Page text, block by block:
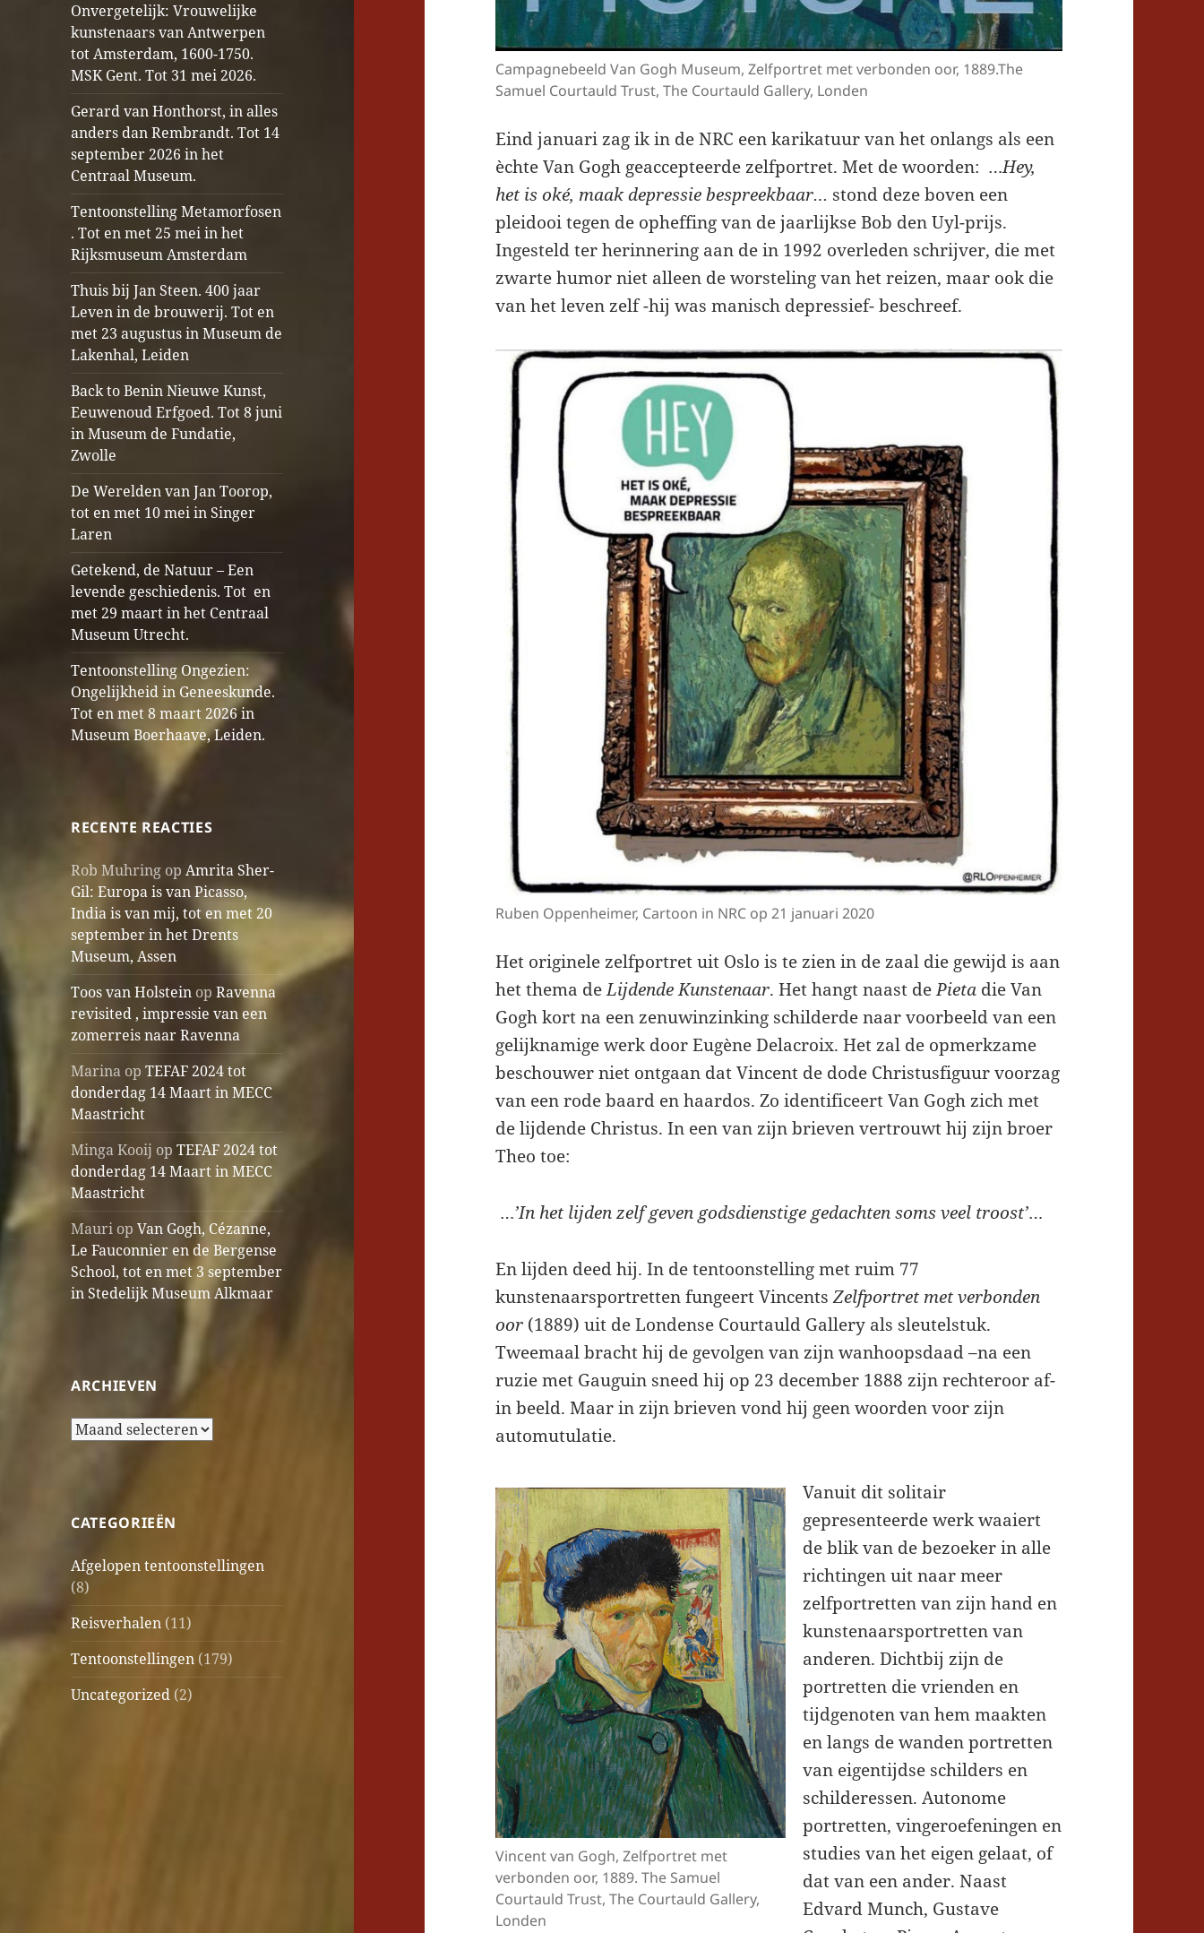
Onvergetelijk: Vrouwelijke
kunstenaars van Antwerpen
tot Amsterdam, 1600-1750.
MSK Gent. Tot 31 mei 2026.
Gerard van Honthorst, in alles
anders dan Rembrandt. Tot 14
september 2026 in het
Centraal Museum.
Tentoonstelling Metamorfosen
. Tot en met 25 mei in het
Rijksmuseum Amsterdam
Thuis bij Jan Steen. 400 jaar
Leven in de brouwerij. Tot en
met 23 augustus in Museum de
Lakenhal, Leiden
Back to Benin Nieuwe Kunst,
Eeuwenoud Erfgoed. Tot 8 juni
in Museum de Fundatie,
Zwolle
De Werelden van Jan Toorop,
tot en met 10 mei in Singer
Laren
Getekend, de Natuur – Een
levende geschiedenis. Tot en
met 29 maart in het Centraal
Museum Utrecht.
Tentoonstelling Ongezien:
Ongelijkheid in Geneeskunde.
Tot en met 8 maart 2026 in
Museum Boerhaave, Leiden.
RECENTE REACTIES
Rob Muhring opAmrita Sher-
Gil: Europa is van Picasso,
India is van mij, tot en met 20
september in het Drents
Museum, Assen
Toos van Holstein opRavenna
revisited , impressie van een
zomerreis naar Ravenna
Marina opTEFAF 2024 tot
donderdag 14 Maart in MECC
Maastricht
Minga Kooij opTEFAF 2024 tot
donderdag 14 Maart in MECC
Maastricht
Mauri opVan Gogh, Cézanne,
Le Fauconnier en de Bergense
School, tot en met 3 september
in Stedelijk Museum Alkmaar
ARCHIEVEN
Archieven
CATEGORIEËN
Afgelopen tentoonstellingen
(8)
Reisverhalen (11)
Tentoonstellingen (179)
Uncategorized (2)
Campagnebeeld Van Gogh Museum, Zelfportret met verbonden oor, 1889.The
Samuel Courtauld Trust, The Courtauld Gallery, Londen
Eind januari zag ik in de NRC een karikatuur van het onlangs als een
èchte Van Gogh geaccepteerde zelfportret. Met de woorden: …Hey,
het is oké, maak depressie bespreekbaar… stond deze boven een
pleidooi tegen de opheffing van de jaarlijkse Bob den Uyl-prijs.
Ingesteld ter herinnering aan de in 1992 overleden schrijver, die met
zwarte humor niet alleen de worsteling van het reizen, maar ook die
van het leven zelf -hij was manisch depressief- beschreef.
Ruben Oppenheimer, Cartoon in NRC op 21 januari 2020
Het originele zelfportret uit Oslo is te zien in de zaal die gewijd is aan
het thema deLijdende Kunstenaar. Het hangt naast dePieta die Van
Gogh kort na een zenuwinzinking schilderde naar voorbeeld van een
gelijknamige werk door Eugène Delacroix. Het zal de opmerkzame
beschouwer niet ontgaan dat Vincent de dode Christusfiguur voorzag
van een rode baard en haardos. Zo identificeert Van Gogh zich met
de lijdende Christus. In een van zijn brieven vertrouwt hij zijn broer
Theo toe:
…’In het lijden zelf geven godsdienstige gedachten soms veel troost’…
En lijden deed hij. In de tentoonstelling met ruim 77
kunstenaarsportretten fungeert VincentsZelfportret met verbonden
oor (1889) uit de Londense Courtauld Gallery als sleutelstuk.
Tweemaal bracht hij de gevolgen van zijn wanhoopsdaad –na een
ruzie met Gauguin sneed hij op 23 december 1888 zijn rechteroor af-
in beeld. Maar in zijn brieven vond hij geen woorden voor zijn
automutulatie.
Vincent van Gogh, Zelfportret met
verbonden oor, 1889. The Samuel
Courtauld Trust, The Courtauld Gallery,
Londen
Vanuit dit solitair
gepresenteerde werk waaiert
de blik van de bezoeker in alle
richtingen uit naar meer
zelfportretten van zijn hand en
kunstenaarsportretten van
anderen. Dichtbij zijn de
portretten die vrienden en
tijdgenoten van hem maakten
en langs de wanden portretten
van eigentijdse schilders en
schilderessen. Autonome
portretten, vingeroefeningen en
studies van het eigen gelaat, of
dat van een ander. Naast
Edvard Munch, Gustave